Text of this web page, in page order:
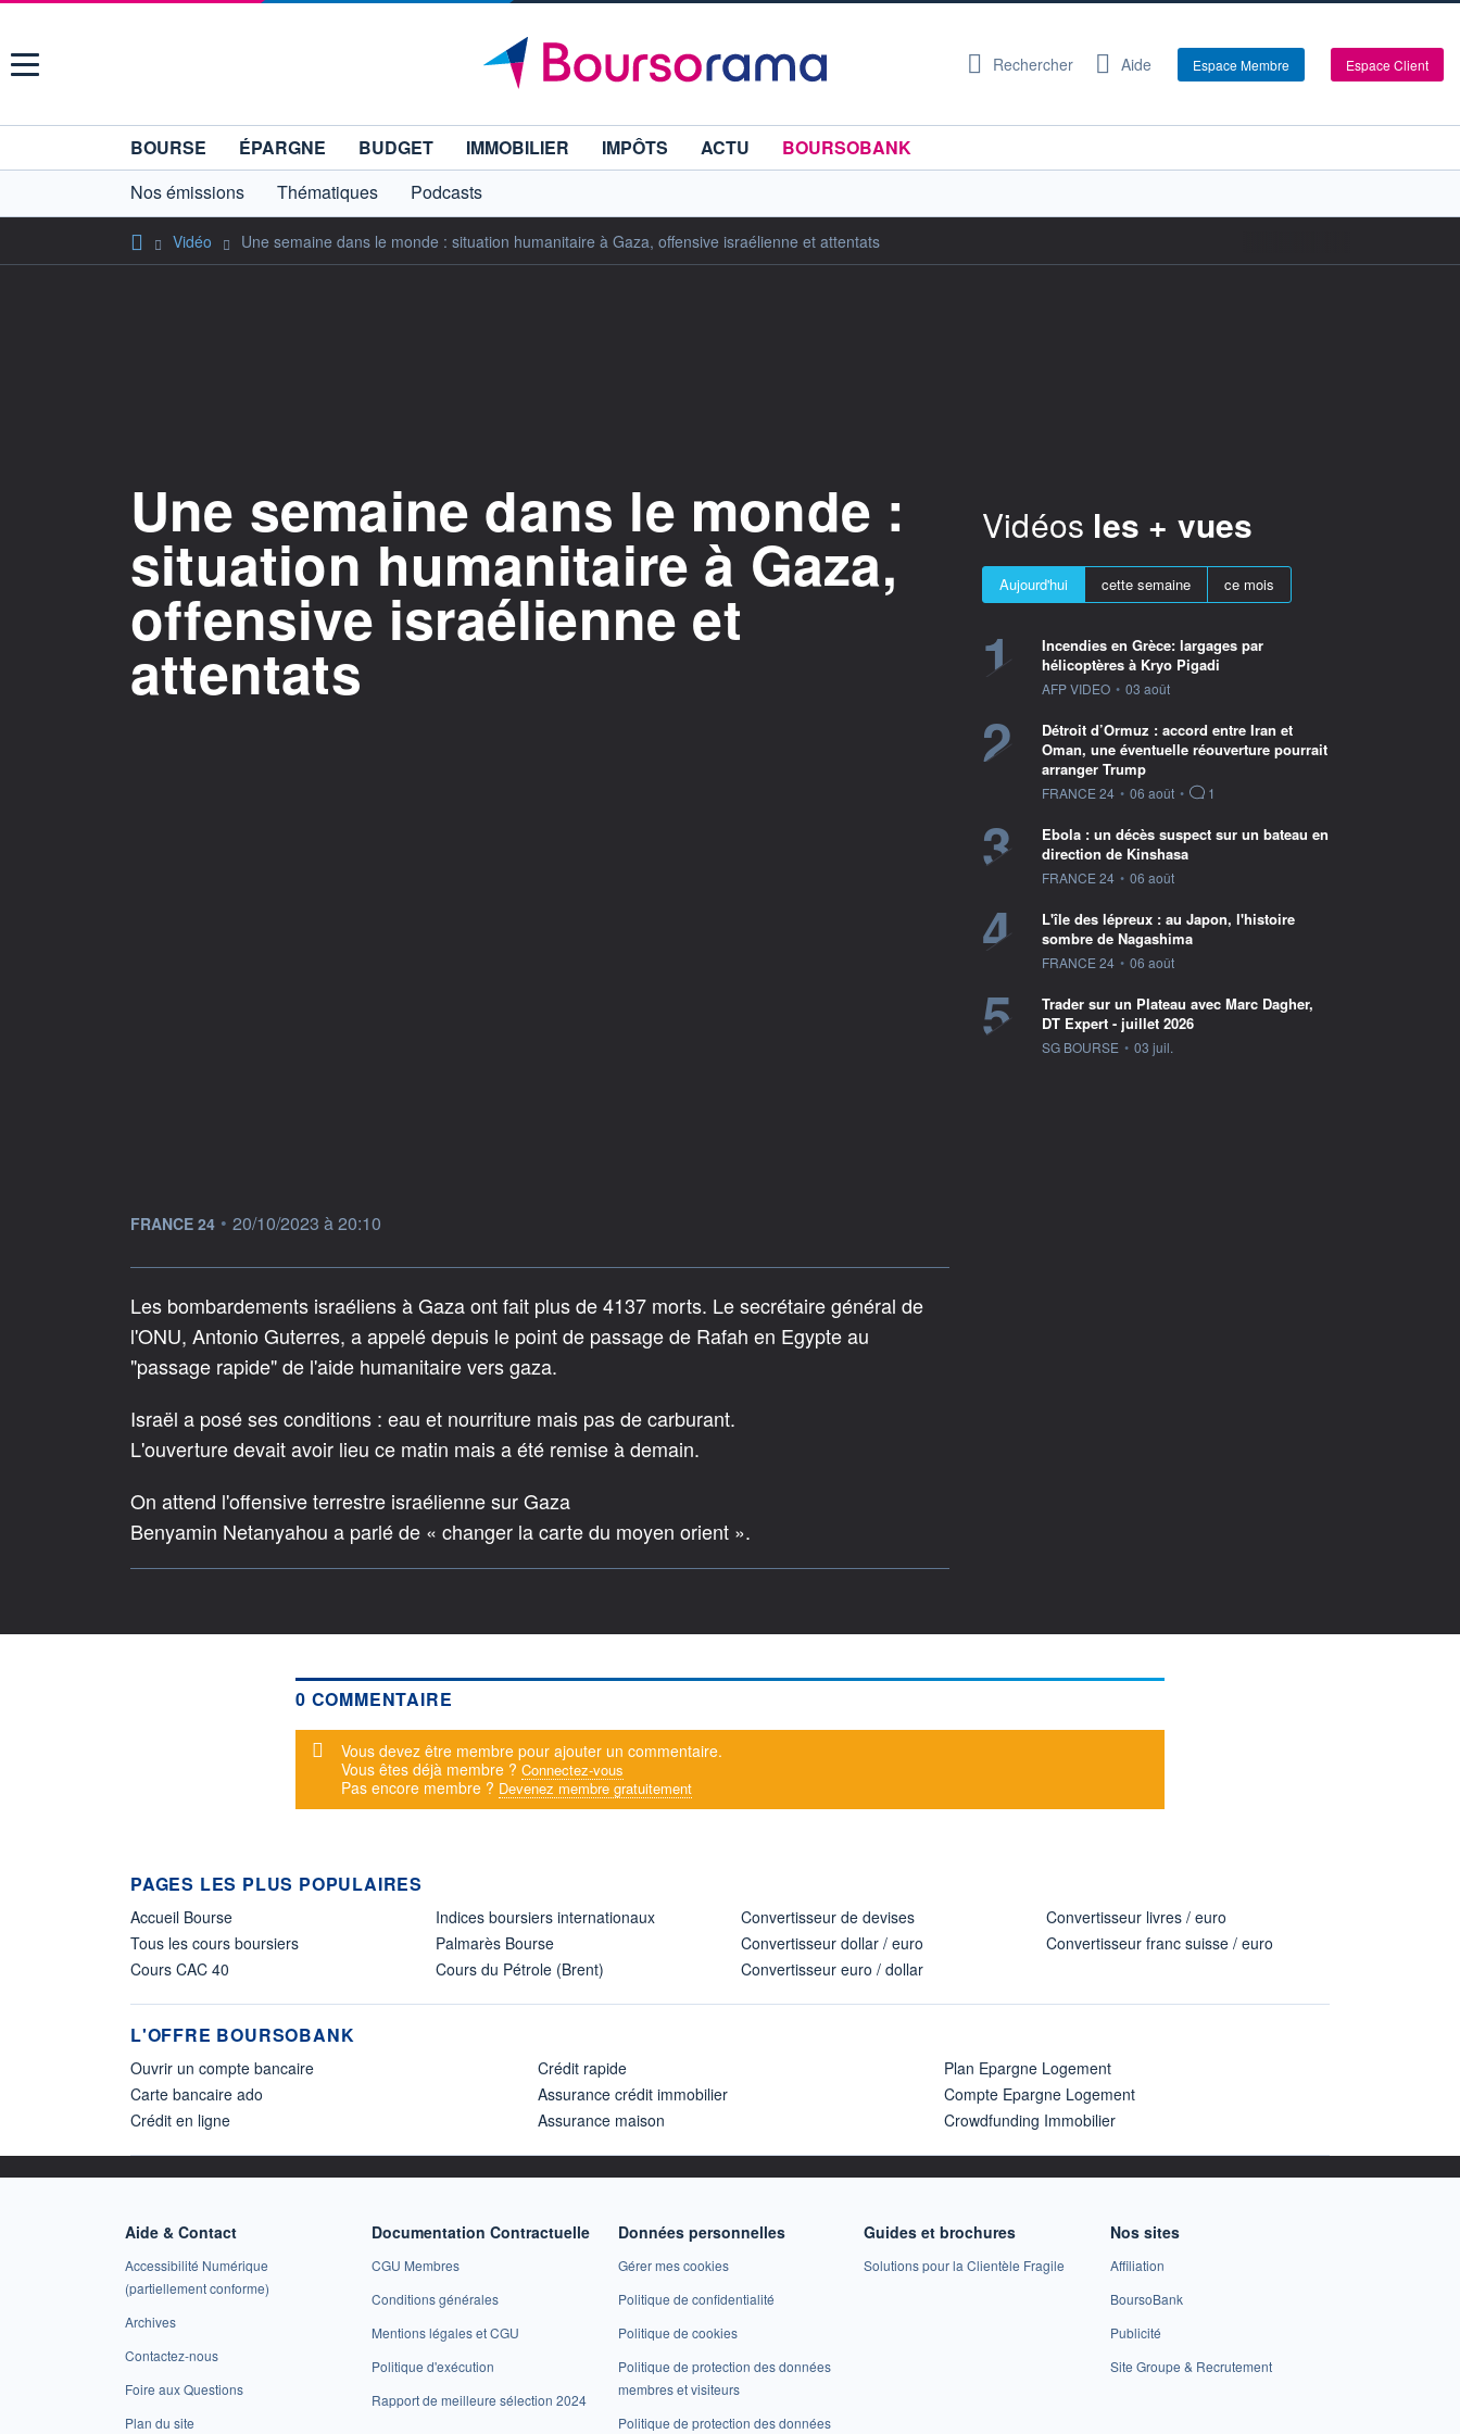
Menu Rechercher Aide Espace Membre Espace Client
BOURSE ÉPARGNE BUDGET IMMOBILIER IMPÔTS ACTU
BOURSOBANK
Nos émissions
Thématiques Podcasts
Vidéo Une semaine dans le monde : situation humanitaire à Gaza, offensive israélienne et attentats
Une semaine dans le monde :
situation humanitaire à Gaza,
offensive israélienne et
attentats
information fournie par
FRANCE 24 • 20/10/2023 à 20:10
Les bombardements israéliens à Gaza ont fait plus de 4137 morts. Le secrétaire général de
l'ONU, Antonio Guterres, a appelé depuis le point de passage de Rafah en Egypte au
"passage rapide" de l'aide humanitaire vers gaza.
Israël a posé ses conditions : eau et nourriture mais pas de carburant.
L'ouverture devait avoir lieu ce matin mais a été remise à demain.
On attend l'offensive terrestre israélienne sur Gaza
Benyamin Netanyahou a parlé de « changer la carte du moyen orient ».
Vidéos les + vues
Aujourd'hui cette semaine ce mois
1
Incendies en Grèce: largages par
hélicoptères à Kryo Pigadi
information fournie par
AFP VIDEO • 03 août
2
Détroit d’Ormuz : accord entre Iran et
Oman, une éventuelle réouverture pourrait
arranger Trump
information fournie par
FRANCE 24 • 06 août • 1
3
Ebola : un décès suspect sur un bateau en
direction de Kinshasa
information fournie par
FRANCE 24 • 06 août
4
L'île des lépreux : au Japon, l'histoire
sombre de Nagashima
information fournie par
FRANCE 24 • 06 août
5
Trader sur un Plateau avec Marc Dagher,
DT Expert - juillet 2026
information fournie par
SG BOURSE • 03 juil.
0 COMMENTAIRE
Message d'alerte
Vous devez être membre pour ajouter un commentaire.
Vous êtes déjà membre ? Connectez-vous
Pas encore membre ? Devenez membre gratuitement
PAGES LES PLUS POPULAIRES
Accueil Bourse
Tous les cours boursiers
Cours CAC 40
Indices boursiers internationaux
Palmarès Bourse
Cours du Pétrole (Brent)
Convertisseur de devises
Convertisseur dollar / euro
Convertisseur euro / dollar
Convertisseur livres / euro
Convertisseur franc suisse / euro
L'OFFRE BOURSOBANK
Ouvrir un compte bancaire
Carte bancaire ado
Crédit en ligne
Crédit rapide
Assurance crédit immobilier
Assurance maison
Plan Epargne Logement
Compte Epargne Logement
Crowdfunding Immobilier
Aide & Contact
Accessibilité Numérique
(partiellement conforme)
Archives
Contactez-nous
Foire aux Questions
Plan du site
Documentation Contractuelle
CGU Membres
Conditions générales
Mentions légales et CGU
Politique d'exécution
Rapport de meilleure sélection 2024
Données personnelles
Gérer mes cookies
Politique de confidentialité
Politique de cookies
Politique de protection des données
membres et visiteurs
Politique de protection des données
Guides et brochures
Solutions pour la Clientèle Fragile
Nos sites
Affiliation
BoursoBank
Publicité
Site Groupe & Recrutement